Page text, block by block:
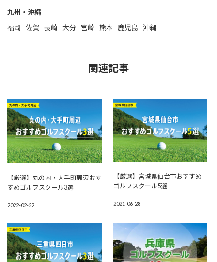
九州・沖縄
福岡
佐賀 ⻑崎 大分 宮崎 熊本 鹿児島 沖縄
関連記事
【厳選】丸の内・大手町周辺おす
すめゴルフスクール3選
2022-02-22
【厳選】宮城県仙台市おすすめ
ゴルフスクール5選
2021-06-28